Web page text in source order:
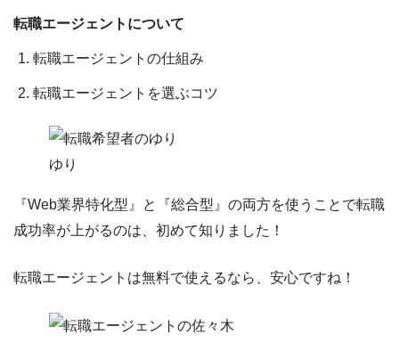
転職エージェントについて
転職エージェントの仕組み
転職エージェントを選ぶコツ
ゆり
『Web業界特化型』と『総合型』の両方を使うことで転職
成功率が上がるのは、初めて知りました！
転職エージェントは無料で使えるなら、安心ですね！